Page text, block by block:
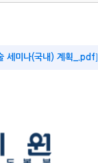
세미나(국내) 계획_.pdf]